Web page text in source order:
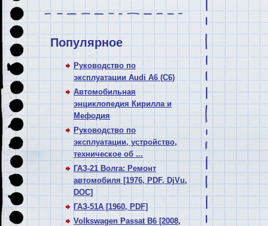
Популярное
Руководство по
эксплуатации Audi A6 (C6)
Автомобильная
энциклопедия Кирилла и
Мефодия
Руководство по
эксплуатации, устройство,
техническое об ...
ГАЗ-21 Волга: Ремонт
автомобиля [1976, PDF, DjVu,
DOC]
ГАЗ-51А [1960, PDF]
Volkswagen Passat В6 [2008,